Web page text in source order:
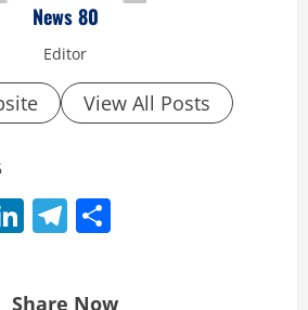
News 80
Editor
View All Posts
LinkedIn
Telegram
Share Now